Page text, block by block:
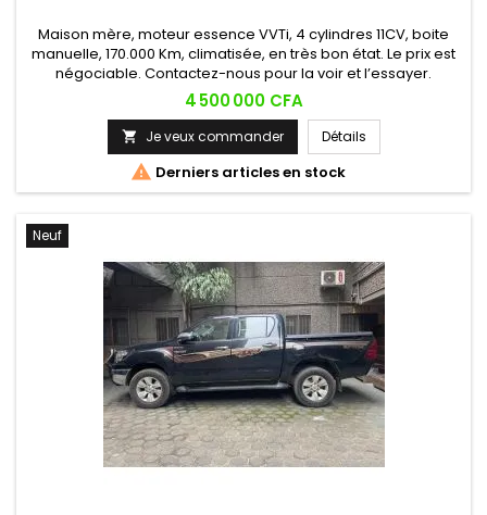
Maison mère, moteur essence VVTi, 4 cylindres 11CV, boite
manuelle, 170.000 Km, climatisée, en très bon état. Le prix est
négociable. Contactez-nous pour la voir et l’essayer.
Prix
4 500 000 CFA
 Je veux commander Détails
 Derniers articles en stock
Neuf